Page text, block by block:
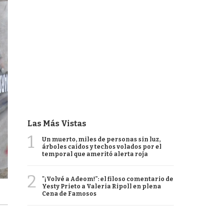
Las Más Vistas
1
Un muerto, miles de personas sin luz,
árboles caídos y techos volados por el
temporal que ameritó alerta roja
2
"¡Volvé a Adeom!": el filoso comentario de
Yesty Prieto a Valeria Ripoll en plena
Cena de Famosos